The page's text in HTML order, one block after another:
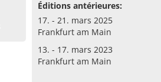
Éditions antérieures:
17. - 21. mars 2025
Frankfurt am Main
13. - 17. mars 2023
Frankfurt am Main